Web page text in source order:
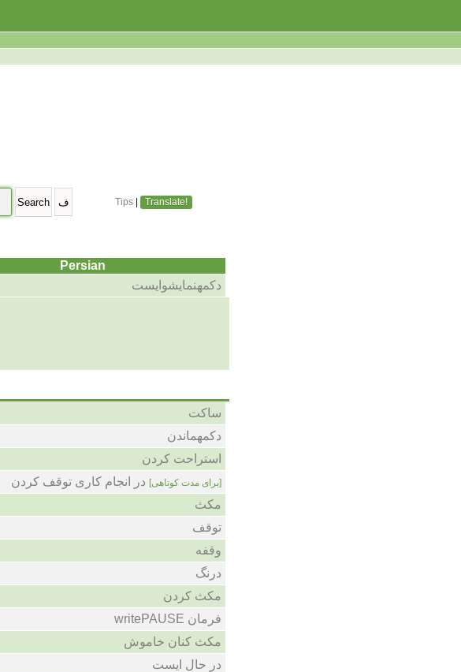
Tips Translate!
Persian
دکمهنمایشوایست
ساکت
دکمهماندن
استراحت کردن
[برای مدت کوتاهی] در انجام کاری توقف کردن
مکث
توقف
وقفه
درنگ
مکث کردن
فرمان writePAUSE
مکث کنان خاموش
در حال ایست